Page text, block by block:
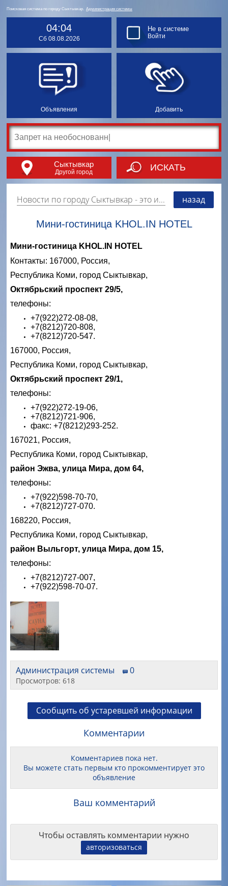
Поисковая система по городу Сыктывкар. Администрация системы
04:04
Сб 08.08.2026
Объявления Добавить
Не в системе
Войти
Сыктывкар
Другой город ИСКАТЬ
Новости по городу Сыктывкар - это информация о событиях, мероприятиях и торгово-коммерческой деятельности города. Страницу наполняют платные и бесплатные объявления, имеющие функцию "поднятия вверх списка". назад
Мини-гостиница KHOL.IN HOTEL
Мини-гостиница KHOL.IN HOTEL
Контакты: 167000, Россия,
Республика Коми, город Сыктывкар,
Октябрьский проспект 29/5,
телефоны:
+7(922)272-08-08,
+7(8212)720-808,
+7(8212)720-547.
167000, Россия,
Республика Коми, город Сыктывкар,
Октябрьский проспект 29/1,
телефоны:
+7(922)272-19-06,
+7(8212)721-906,
факс: +7(8212)293-252.
167021, Россия,
Республика Коми, город Сыктывкар,
район Эжва, улица Мира, дом 64,
телефоны:
+7(922)598-70-70,
+7(8212)727-070.
168220, Россия,
Республика Коми, город Сыктывкар,
район Выльгорт, улица Мира, дом 15,
телефоны:
+7(8212)727-007,
+7(922)598-70-07.
Администрация системы 0
Просмотров: 618
Сообщить об устаревшей информации
Комментарии
Комментариев пока нет.
Вы можете стать первым кто прокомментирует это
объявление
Ваш комментарий
Чтобы оставлять комментарии нужно
авторизоваться